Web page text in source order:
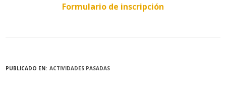
Formulario de inscripción
PUBLICADO EN: ACTIVIDADES PASADAS